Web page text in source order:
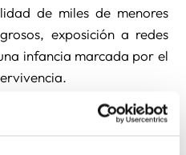
de miles de menores
exposición a redes
infancia marcada por el
de las